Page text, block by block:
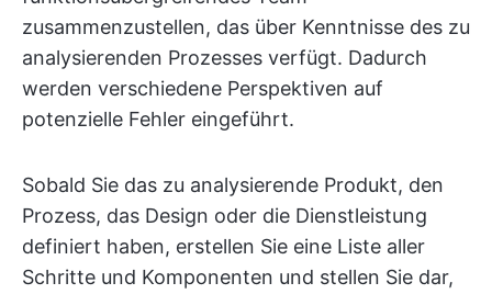
zusammenzustellen, das über Kenntnisse des zu
analysierenden Prozesses verfügt. Dadurch
werden verschiedene Perspektiven auf
potenzielle Fehler eingeführt.
Sobald Sie das zu analysierende Produkt, den
Prozess, das Design oder die Dienstleistung
definiert haben, erstellen Sie eine Liste aller
Schritte und Komponenten und stellen Sie dar,